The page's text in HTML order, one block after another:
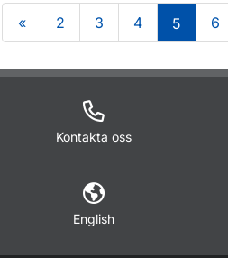
« 2 3 4 5 6
Om sidan
Kontakta oss
English